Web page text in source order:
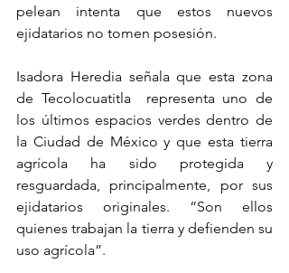
pelean intenta que estos nuevos
ejidatarios no tomen posesión.
Isadora Heredia señala que esta zona
de Tecolocuatitla  representa uno de
los últimos espacios verdes dentro de
la Ciudad de México y que esta tierra
agrícola ha sido protegida y
resguardada, principalmente, por sus
ejidatarios originales. “Son ellos
quienes trabajan la tierra y defienden su
uso agrícola”.